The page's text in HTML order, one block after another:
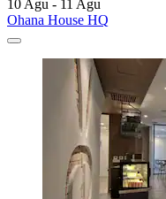
10 Agu - 11 Agu
Ohana House HQ